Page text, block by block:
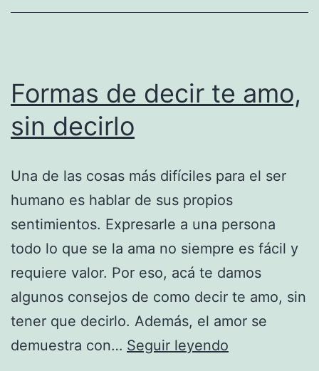
Formas de decir te amo,
sin decirlo
Una de las cosas más difíciles para el ser
humano es hablar de sus propios
sentimientos. Expresarle a una persona
todo lo que se la ama no siempre es fácil y
requiere valor. Por eso, acá te damos
algunos consejos de como decir te amo, sin
tener que decirlo. Además, el amor se
demuestra con… Seguir leyendo